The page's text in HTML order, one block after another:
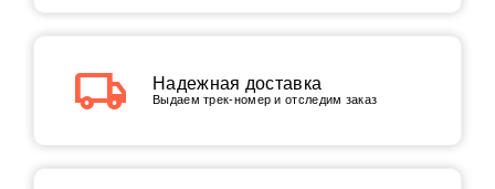
local_shipping Надежная доставка
Выдаем трек-номер и отследим заказ